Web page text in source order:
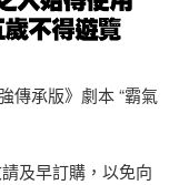
傳承版》劇本 “霸氣
及早訂購，以免向